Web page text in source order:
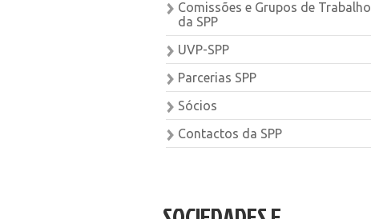
Comissões e Grupos de Trabalho
da SPP
UVP-SPP
Parcerias SPP
Sócios
Contactos da SPP